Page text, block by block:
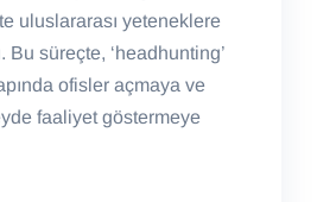
uluslararası yeteneklere
Bu süreçte, ‘headhunting’
ofisler açmaya ve
faaliyet göstermeye